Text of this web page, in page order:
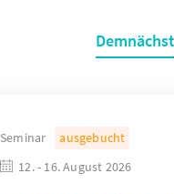
Demnächst
Seminar
ausgebucht
12. - 16. August 2026